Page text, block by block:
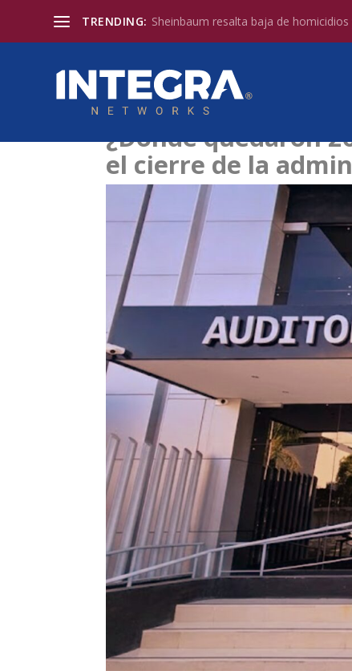
TRENDING: Sheinbaum resalta baja de homicidios
¿Dónde quedaron
el cierre de la